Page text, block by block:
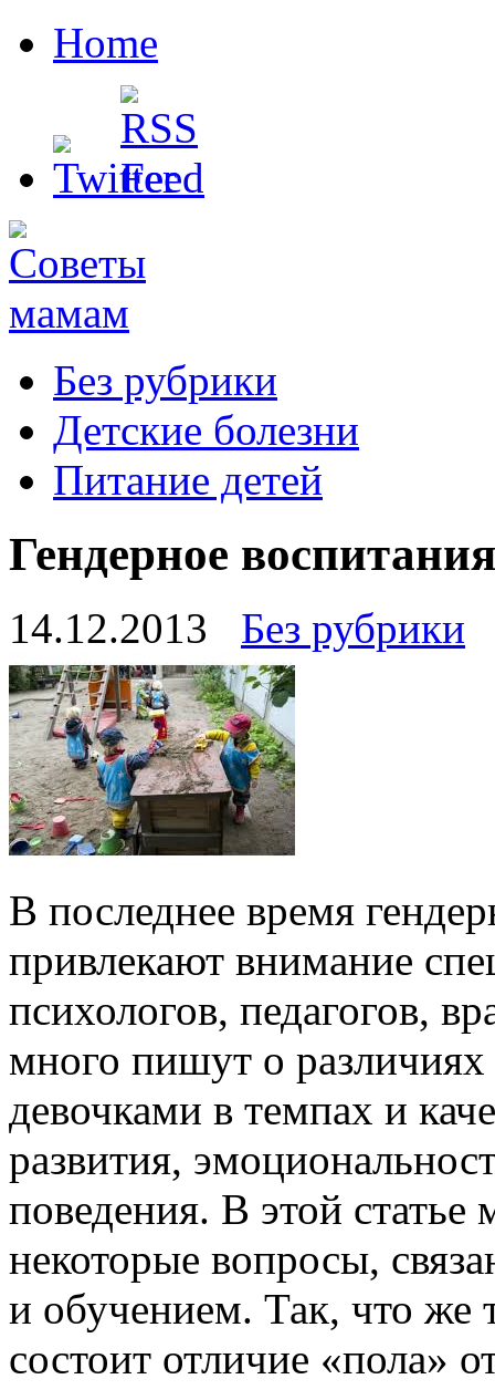
Home
Без рубрики
Детские болезни
Питание детей
Гендерное
14.12.2013 Без рубрики
В последнее время
привлекают внимание
психологов, педагогов,
много пишут о
девочками в темпах и
развития,
поведения. В этой
некоторые вопросы,
и обучением. Так, что же
состоит отличие «пола»